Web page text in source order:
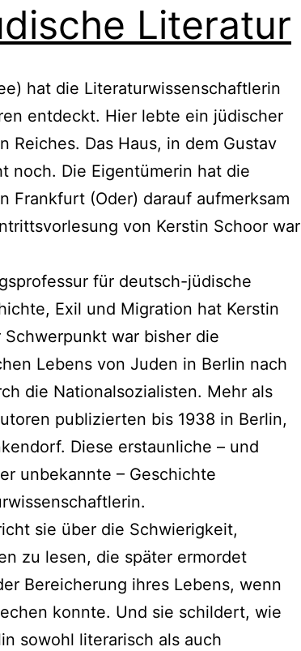
Literatur
hat die Literaturwissenschaftlerin
entdeckt. Hier lebte ein jüdischer
Reiches. Das Haus, in dem Gustav
noch. Die Eigentümerin hat die
Frankfurt (Oder) darauf aufmerksam
von Kerstin Schoor war
für deutsch-jüdische
Exil und Migration hat Kerstin
war bisher die
Lebens von Juden in Berlin nach
die Nationalsozialisten. Mehr als
publizierten bis 1938 in Berlin,
Diese erstaunliche – und
unbekannte – Geschichte
sie über die Schwierigkeit,
zu lesen, die später ermordet
Bereicherung ihres Lebens, wenn
konnte. Und sie schildert, wie
sowohl literarisch als auch